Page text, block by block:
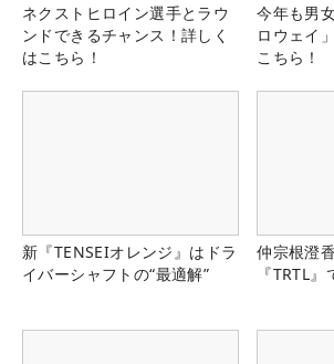
ネクストヒロイン選手とラウ
ンドできるチャンス！詳しく
はこちら！
今年も男
ロウェイ
こちら！
新『TENSEIオレンジ』はドラ
イバーシャフトの“最適解”
仲宗根澄
『TRTL』